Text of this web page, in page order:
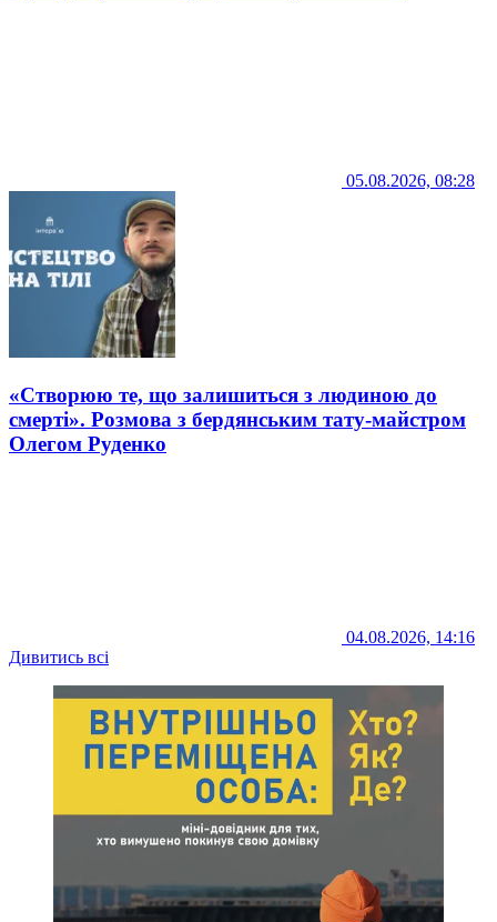
05.08.2026, 08:28
«Створюю те, що залишиться з людиною до
смерті». Розмова з бердянським тату-майстром
Олегом Руденко
04.08.2026, 14:16
Дивитись всі